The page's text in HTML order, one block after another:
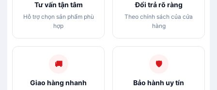
Tư vấn tận tâm
Hỗ trợ chọn sản phẩm phù
hợp
Đổi trả rõ ràng
Theo chính sách của cửa
hàng
🚚
Giao hàng nhanh
🛡
Bảo hành uy tín